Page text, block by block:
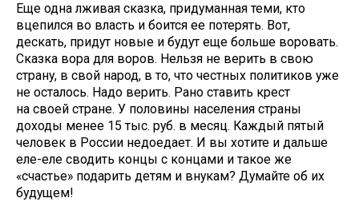
Еще одна лживая сказка, придуманная теми, кто
вцепился во власть и боится ее потерять. Вот,
дескать, придут новые и будут еще больше воровать.
Сказка вора для воров. Нельзя не верить в свою
страну, в свой народ, в то, что честных политиков уже
не осталось. Надо верить. Рано ставить крест
на своей стране. У половины населения страны
доходы менее 15 тыс. руб. в месяц. Каждый пятый
человек в России недоедает. И вы хотите и дальше
еле-еле сводить концы с концами и такое же
«счастье» подарить детям и внукам? Думайте об их
будущем!